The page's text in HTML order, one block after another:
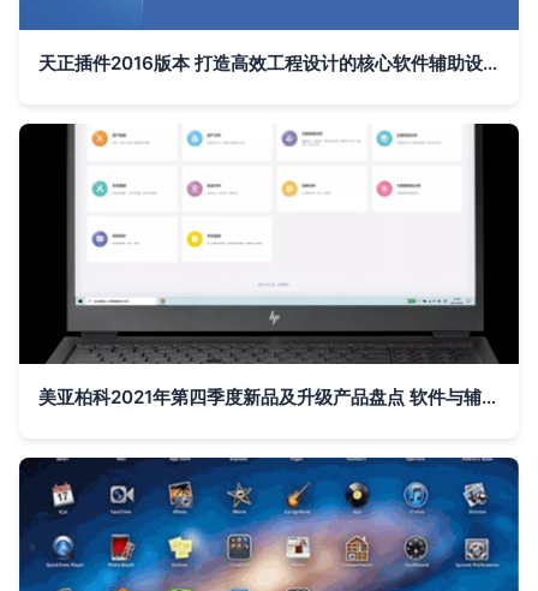
天正插件2016版本 打造高效工程设计的核心软件辅助设备
美亚柏科2021年第四季度新品及升级产品盘点 软件与辅助设备的创新突破